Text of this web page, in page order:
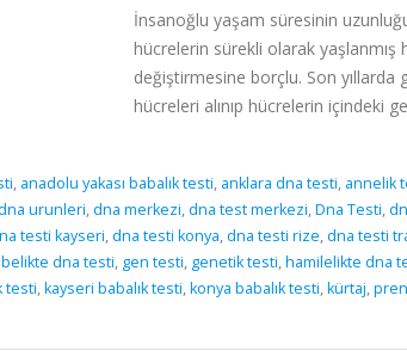
İnsanoğlu yaşam süresinin
hücrelerin sürekli olarak yaşlanmış
değiştirmesine borçlu. Son yıllarda
hücreleri alınıp hücrelerin içindeki
, anadolu yakası babalık testi, anklara dna testi, annelik
urunleri,dna merkezi,dna test merkezi,Dna Testi,
testi kayseri,dna testi konya,dna testi rize,dna testi
dna testi, gen testi, genetik testi,hamilelikte dna
testi,kayseri babalık testi,konya babalık testi,kürtaj,